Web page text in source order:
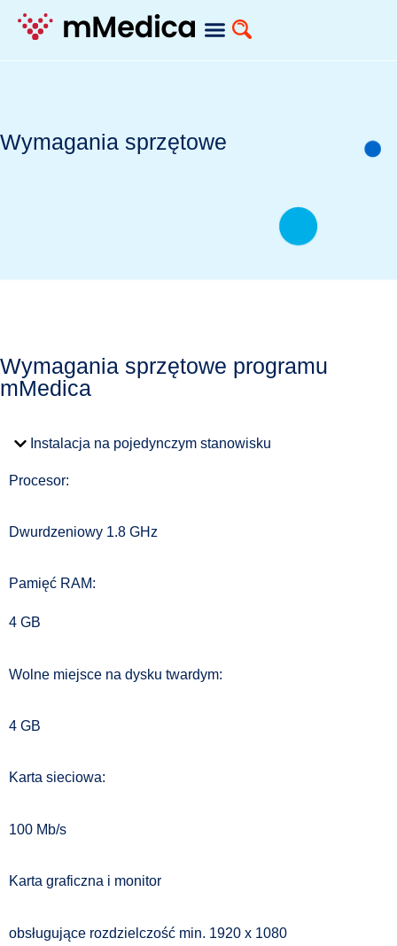
Wymagania sprzętowe
Wymagania sprzętowe programu
mMedica
Instalacja na pojedynczym stanowisku
Procesor:
Dwurdzeniowy 1.8 GHz
Pamięć RAM:
4 GB
Wolne miejsce na dysku twardym:
4 GB
Karta sieciowa:
100 Mb/s
Karta graficzna i monitor
obsługujące rozdzielczość min. 1920 x 1080